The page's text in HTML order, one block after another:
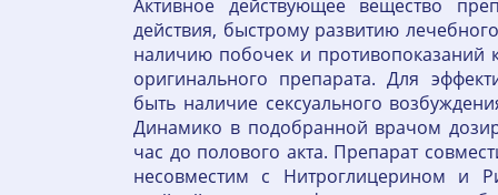
Активное действующее вещество
действия, быстрому развитию
наличию побочек и
оригинального препарата. Для
быть наличие сексуального
Динамико в подобранной врачом
час до полового акта. Препарат
несовместим с Нитроглицерином и